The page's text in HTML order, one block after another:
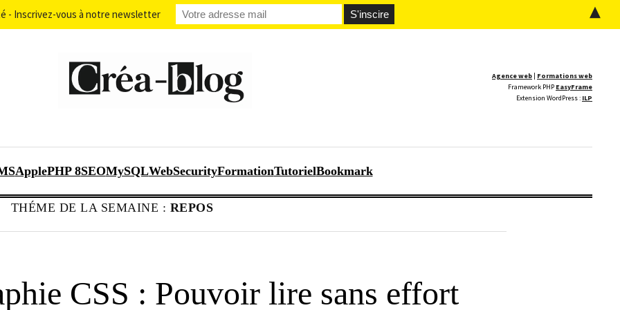
Agence web | Formations web
Framework PHP EasyFrame
Extension WordPress : ILP
ApplePHP 8SEOMySQLWebSecurityFormationTutorielBookmark
THÉME DE LA SEMAINE : REPOS
CSS : Pouvoir lire sans effort
- Inscrivez-vous à notre newsletter ▲